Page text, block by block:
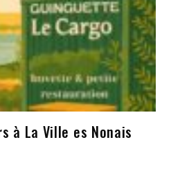
à La Ville es Nonais